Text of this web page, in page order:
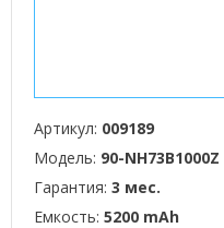
Артикул: 009189
Модель: 90-NH73B1000Z
Гарантия: 3 мес.
Емкость: 5200 mAh